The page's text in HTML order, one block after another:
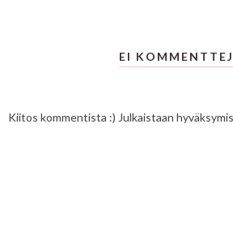
EI
Kiitos kommentista :) Julkaistaan